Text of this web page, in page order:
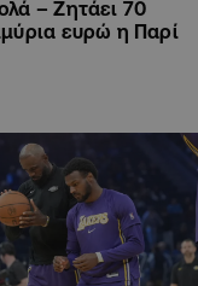
– Ζητάει 70
ευρώ η Παρί